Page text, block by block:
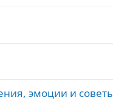
эмоции и